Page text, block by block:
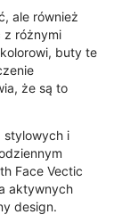
ale również
z różnymi
buty te
że są to
stylowych i
Face Vectic
aktywnych
design.